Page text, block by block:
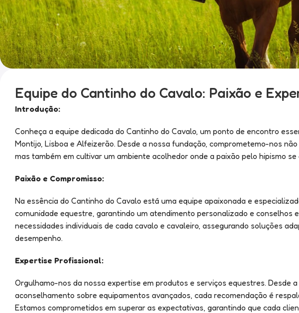
Equipe do Cantinho do Cavalo: Paixão e
Introdução:
Conheça a equipe dedicada do Cantinho do Cavalo, um ponto de encontro
Montijo, Lisboa e Alfeizerão. Desde a nossa fundação, comprometemo-nos
mas também em cultivar um ambiente acolhedor onde a paixão pelo hipismo
Paixão e Compromisso:
Na essência do Cantinho do Cavalo está uma equipe apaixonada e
comunidade equestre, garantindo um atendimento personalizado e conselhos
necessidades individuais de cada cavalo e cavaleiro, assegurando soluções
desempenho.
Expertise Profissional:
Orgulhamo-nos da nossa expertise em produtos e serviços equestres. Desde
aconselhamento sobre equipamentos avançados, cada recomendação é
Estamos comprometidos em superar as expectativas, garantindo que cada